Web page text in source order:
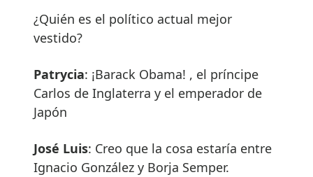
¿Quién es el político actual mejor
vestido?
Patrycia: ¡Barack Obama! , el príncipe
Carlos de Inglaterra y el emperador de
Japón
José Luis: Creo que la cosa estaría entre
Ignacio González y Borja Semper.